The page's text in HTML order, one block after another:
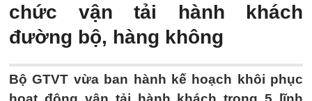
chức vận tải hành khách
đường bộ, hàng không
Bộ GTVT vừa ban hành kế hoạch khôi phục